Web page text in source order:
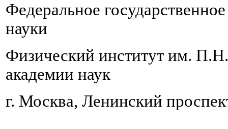
Федеральное
науки
Физический институт им.
академии наук
г. Москва, Ленинский